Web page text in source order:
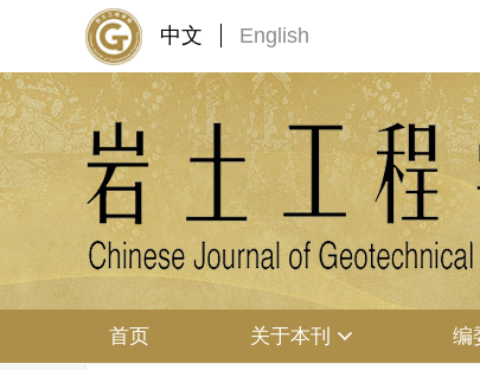
中文 English
首页 关于本刊 编